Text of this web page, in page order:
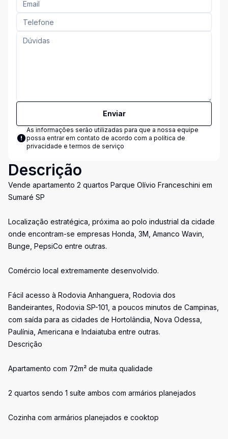
Enviar
As informações serão utilizadas para que a nossa equipe
possa entrar em contato de acordo com a política de
privacidade e termos de serviço
Descrição
Vende apartamento 2 quartos Parque Olívio Franceschini em
Sumaré SP
Localização estratégica, próxima ao polo industrial da cidade
onde encontram-se empresas Honda, 3M, Amanco Wavin,
Bunge, PepsiCo entre outras.
Comércio local extremamente desenvolvido.
Fácil acesso à Rodovia Anhanguera, Rodovia dos
Bandeirantes, Rodovia SP-101, a poucos minutos de Campinas,
com saída para as cidades de Hortolândia, Nova Odessa,
Paulínia, Americana e Indaiatuba entre outras.
Descrição
Apartamento com 72m² de muita qualidade
2 quartos sendo 1 suíte ambos com armários planejados
Cozinha com armários planejados e cooktop